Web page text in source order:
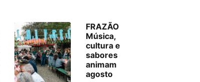
FRAZÃO
Música,
cultura e
sabores
animam
agosto